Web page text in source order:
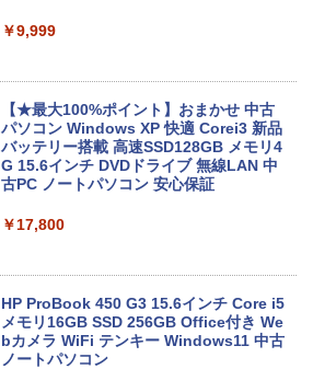
￥9,999
【★最大100%ポイント】おまかせ 中古
パソコン Windows XP 快適 Corei3 新品
バッテリー搭載 高速SSD128GB メモリ4
G 15.6インチ DVDドライブ 無線LAN 中
古PC ノートパソコン 安心保証
￥17,800
HP ProBook 450 G3 15.6インチ Core i5
メモリ16GB SSD 256GB Office付き We
bカメラ WiFi テンキー Windows11 中古
ノートパソコン